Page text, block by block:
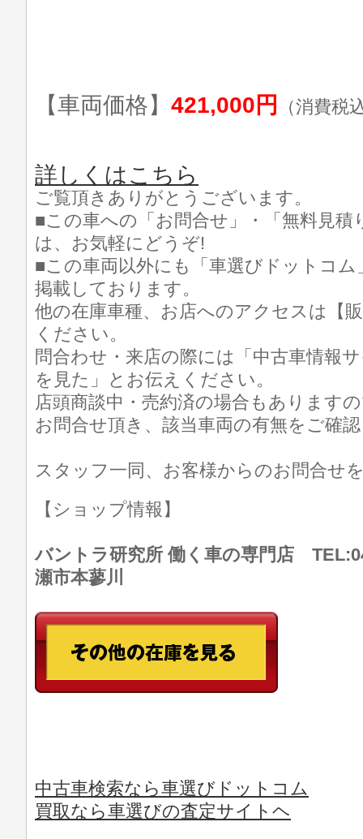
【車両価格】 421,000円 （消費税
詳しくはこちら
ご覧頂きありがとうございます。
■この車への「お問合せ」・「無料見積
は、お気軽にどうぞ!
■この車両以外にも「車選びドットコ
掲載しております。
他の在庫車種、お店へのアクセスは【
ください。
問合わせ・来店の際には「中古車情報
を見た」とお伝えください。
店頭商談中・売約済の場合もあります
お問合せ頂き、該当車両の有無をご確
スタッフ一同、お客様からのお問合せ
【ショップ情報】
バントラ研究所 働く車の専門店
瀬市本蓼川
中古車検索なら車選びドットコム
買取なら車選びの査定サイトヘ